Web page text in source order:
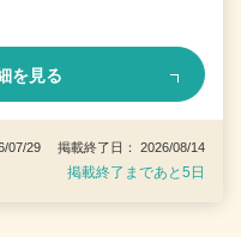
を見る
07/29 掲載終了日： 2026/08/14
掲載終了まであと5日